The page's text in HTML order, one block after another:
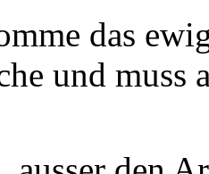
das
und muss